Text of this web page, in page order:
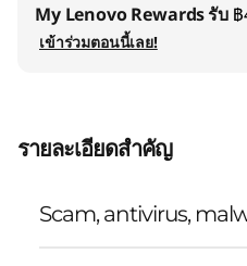
My Lenovo Rewardsรับ
เข้าร่วมตอนนี้เลย!
รายละเอียดสำคัญ
Scam, antivirus,